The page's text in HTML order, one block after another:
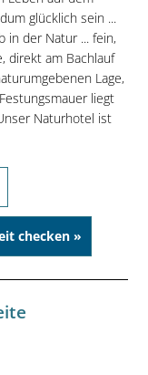
glücklich sein ...
in der Natur ... fein,
direkt am Bachlauf
Lage,
liegt
Naturhotel ist
checken »